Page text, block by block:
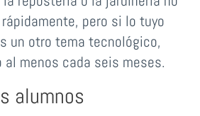
pero si lo tuyo
un otro tema tecnológico,
menos cada seis meses.
alumnos